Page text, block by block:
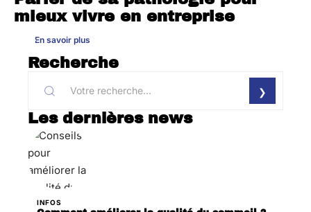
mieux vivre en entreprise
En savoir plus
Recherche
Les dernières news
INFOS